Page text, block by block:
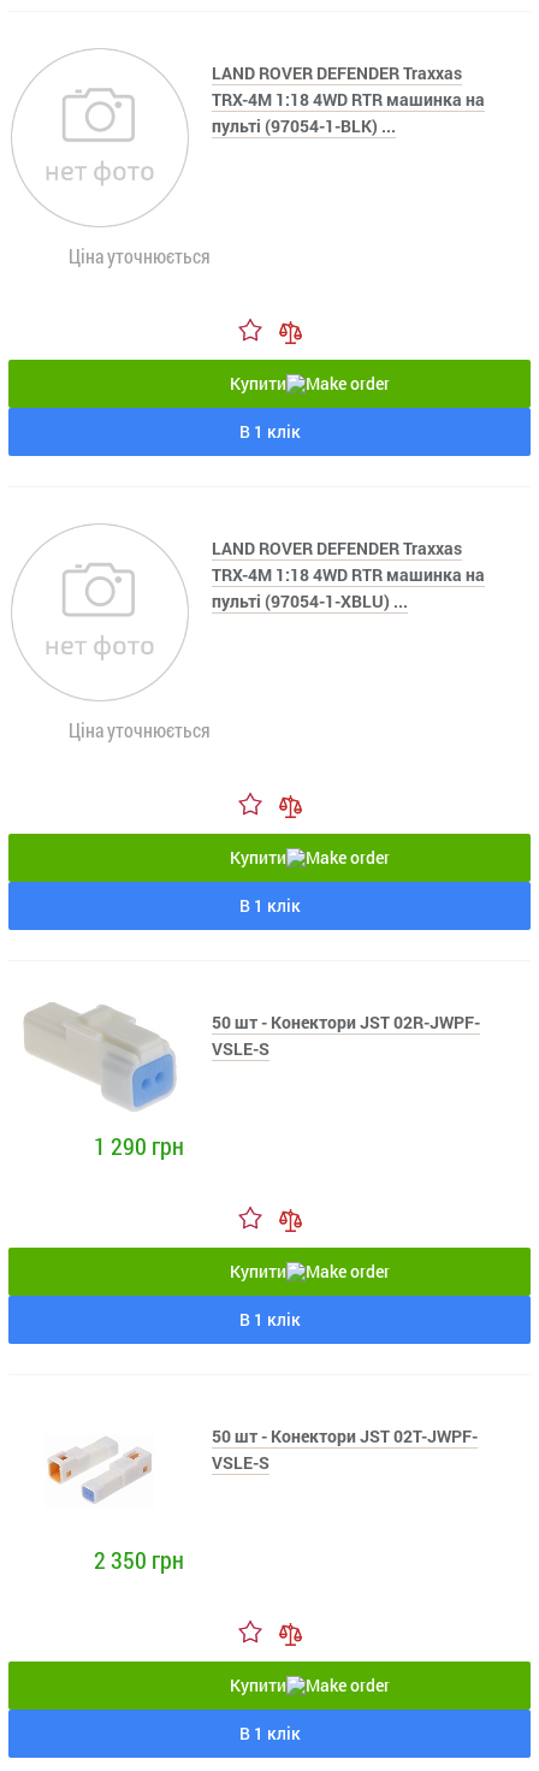
LAND ROVER DEFENDER Traxxas
TRX-4M 1:18 4WD RTR машинка на
пульті (97054-1-BLK) ...
Ціна уточнюється
Купити
В 1 клік
LAND ROVER DEFENDER Traxxas
TRX-4M 1:18 4WD RTR машинка на
пульті (97054-1-XBLU) ...
Ціна уточнюється
Купити
В 1 клік
50 шт - Конектори JST 02R-JWPF-
VSLE-S
1 290 грн
Купити
В 1 клік
50 шт - Конектори JST 02T-JWPF-
VSLE-S
2 350 грн
Купити
В 1 клік